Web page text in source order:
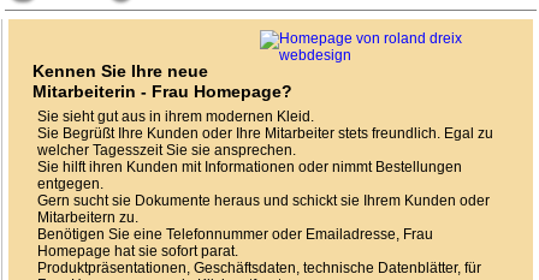
Kennen Sie Ihre neue
Mitarbeiterin - Frau Homepage?
Sie sieht gut aus in ihrem modernen Kleid.
Sie Begrüßt Ihre Kunden oder Ihre Mitarbeiter stets freundlich. Egal zu
welcher Tagesszeit Sie sie ansprechen.
Sie hilft ihren Kunden mit Informationen oder nimmt Bestellungen
entgegen.
Gern sucht sie Dokumente heraus und schickt sie Ihrem Kunden oder
Mitarbeitern zu.
Benötigen Sie eine Telefonnummer oder Emailadresse, Frau
Homepage hat sie sofort parat.
Produktpräsentationen, Geschäftsdaten, technische Datenblätter, für